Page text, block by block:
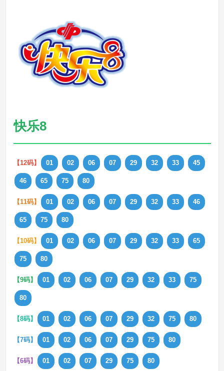
快乐8
【12码】 01 02 06 07 29 32 33 45
46 65 75 80
【11码】 01 02 06 07 29 32 33 46
65 75 80
【10码】 01 02 06 07 29 32 33 65
75 80
【9码】 01 02 06 07 29 32 33 75
80
【8码】 01 02 06 07 29 32 75 80
【7码】 01 02 06 07 29 75 80
【6码】 01 02 07 29 75 80